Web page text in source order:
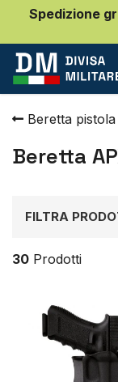
Spedizione
Beretta pistola
Beretta
FILTRA
30 Prodotti